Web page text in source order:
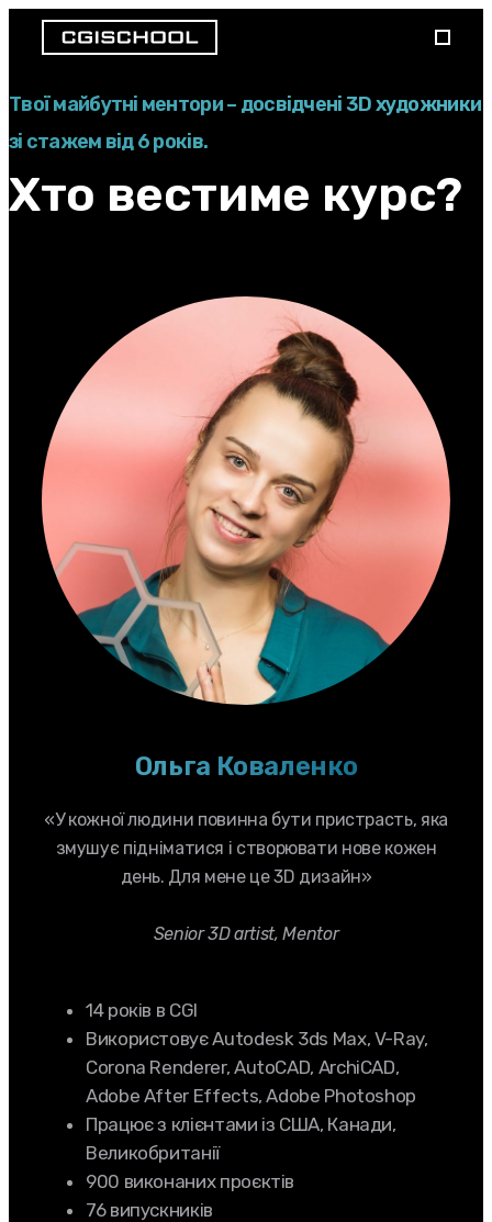
Твої майбутні ментори – досвідчені 3D художники
зі стажем від 6 років.
Хто вестиме курс?
Ольга Коваленко
«У кожної людини повинна бути пристрасть, яка
змушує підніматися і створювати нове кожен
день. Для мене це 3D дизайн»
Senior 3D artist, Mentor
14 років в CGI
Використовує Autodesk 3ds Max, V-Ray,
Corona Renderer, AutoCAD, ArchiCAD,
Adobe After Effects, Adobe Photoshop
Працює з клієнтами із США, Канади,
Великобританії
900 виконаних проєктів
76 випускників